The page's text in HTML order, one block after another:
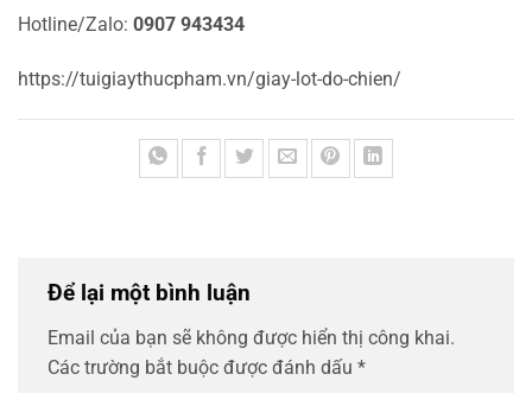
Hotline/Zalo: 0907 943434
https://tuigiaythucpham.vn/giay-lot-do-chien/
Để lại một bình luận
Email của bạn sẽ không được hiển thị công khai.
Các trường bắt buộc được đánh dấu *